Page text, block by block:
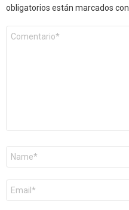
obligatorios están marcados con
Comentario
Nombre
Correo
electrónico
*